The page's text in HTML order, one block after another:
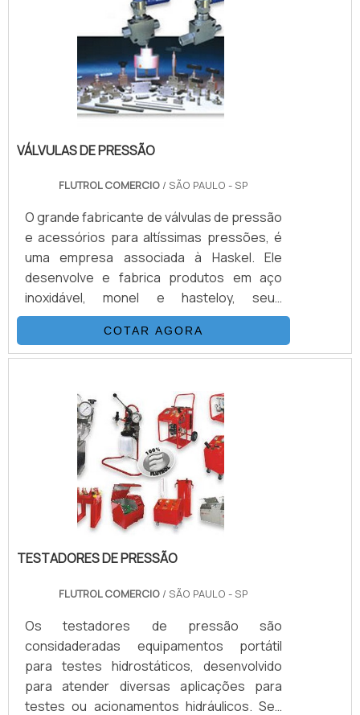
vantagens em relação às bombas
convencionais, podendo aumentar a
velocidade do teste sem perda na
qualidade .
VÁLVULAS DE PRESSÃO
FLUTROL COMERCIO / SÃO PAULO - SP
O grande fabricante de válvulas de pressão
e acessórios para altíssimas pressões, é
uma empresa associada à Haskel. Ele
desenvolve e fabrica produtos em aço
inoxidável, monel e hasteloy, seus
principais ítens são válvulas, esfera, agulha,
retenção, tubos conexões e niple.
Normalmente, as válvulas hidráulicas são
mais básica. Sendo assim, elas podem ser
válvulas de segurança, de descarga, de
frenagem, redutora de pressão, de
sequência, entre outras.VANTAGENS BÁ.
COTAR AGORA
TESTADORES DE PRESSÃO
FLUTROL COMERCIO / SÃO PAULO - SP
Os testadores de pressão são
considaderadas equipamentos portátil
para testes hidrostáticos, desenvolvido
para atender diversas aplicações para
testes ou acionamentos hidráulicos. Seu